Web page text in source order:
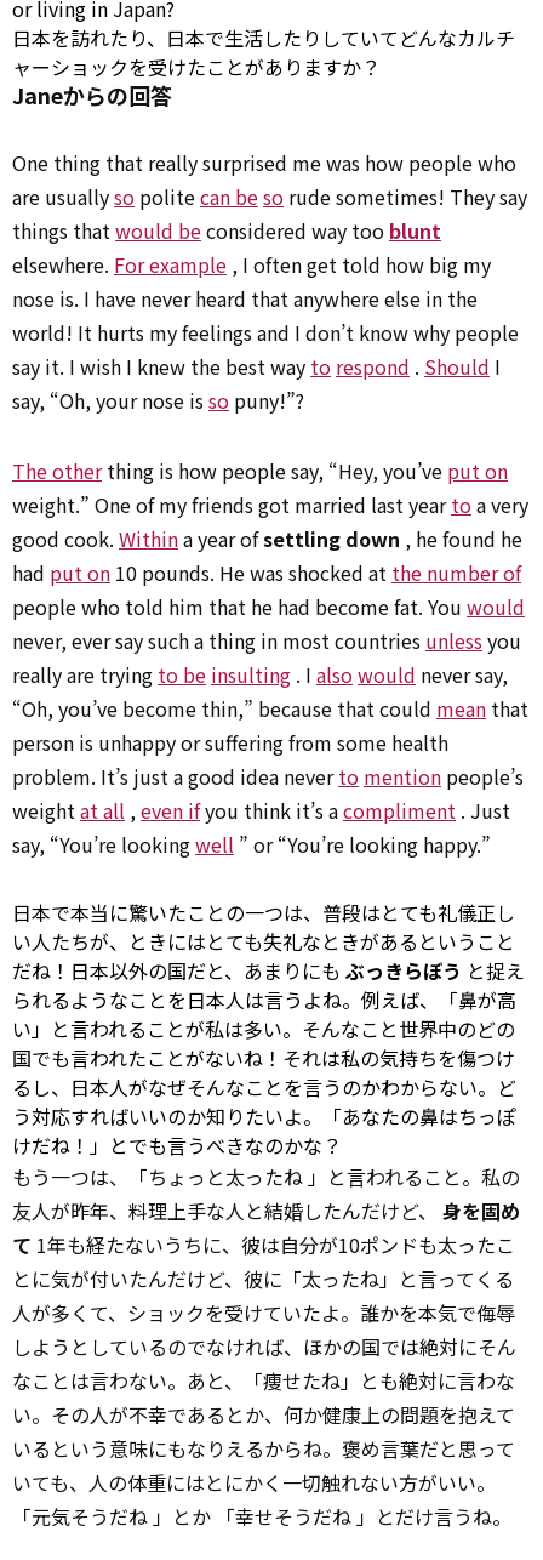
or living in Japan?
日本を訪れたり、日本で生活したりしていてどんなカルチ
ャーショックを受けたことがありますか？
Janeからの回答
One thing that really surprised me was how people who
are usuallyso politecan beso rude sometimes! They say
things thatwould beconsidered way too blunt
elsewhere. For example , I often get told how big my
nose is. I have never heard that anywhere else in the
world! It hurts my feelings and I don’t know why people
say it. I wish I knew the best way to respond . Should I
say, “Oh, your nose isso puny!”?
The otherthing is how people say, “Hey, you’ve put on
weight.” One of my friends got married last yeartoa very
good cook. Withina year ofsettling down , he found he
had put on 10 pounds. He was shocked at the number of
people who told him that he had become fat. You would
never, ever say such a thing in most countries unless you
really are trying to be insulting . I alsowould never say,
“Oh, you’ve become thin,” because that could mean that
person is unhappy or suffering from some health
problem. It’s just a good idea neverto mention people’s
weightat all ,even ifyou think it’s acompliment . Just
say, “You’re lookingwell ” or “You’re looking happy.”
日本で本当に驚いたことの一つは、普段はとても礼儀正し
い人たちが、ときにはとても失礼なときがあるということ
だね！日本以外の国だと、あまりにも ぶっきらぼう と捉え
られるようなことを日本人は言うよね。例えば、「鼻が高
い」と言われることが私は多い。そんなこと世界中のどの
国でも言われたことがないね！それは私の気持ちを傷つけ
るし、日本人がなぜそんなことを言うのかわからない。ど
う対応すればいいのか知りたいよ。「あなたの鼻はちっぽ
けだね！」とでも言うべきなのかな？
もう一つは、「ちょっと太ったね 」と言われること。私の
友人が昨年、料理上手な人と結婚したんだけど、 身を固め
て 1年も経たないうちに、彼は自分が10ポンドも太ったこ
とに気が付いたんだけど、彼に「太ったね」と言ってくる
人が多くて、ショックを受けていたよ。誰かを本気で侮辱
しようとしているのでなければ、ほかの国では絶対にそん
なことは言わない。あと、「痩せたね」とも絶対に言わな
い。その人が不幸であるとか、何か健康上の問題を抱えて
いるという意味にもなりえるからね。褒め言葉だと思って
いても、人の体重にはとにかく一切触れない方がいい。
「元気そうだね 」とか 「幸せそうだね 」とだけ言うね。